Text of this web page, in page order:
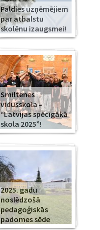
Paldies uzņēmējiem
par atbalstu
skolēnu izaugsmei!
Smiltenes
vidusskola –
“Latvijas spēcīgākā
skola 2025”!
2025. gadu
noslēdzošā
pedagoģiskās
padomes sēde